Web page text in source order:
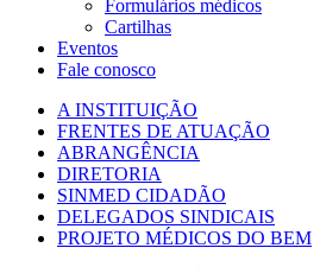
Formulários médicos
Cartilhas
Eventos
Fale conosco
A INSTITUIÇÃO
FRENTES DE ATUAÇÃO
ABRANGÊNCIA
DIRETORIA
SINMED CIDADÃO
DELEGADOS SINDICAIS
PROJETO MÉDICOS DO BEM